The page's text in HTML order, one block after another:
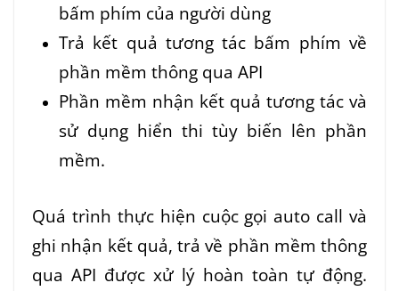
bấm phím của người dùng
Trả kết quả tương tác bấm phím về
phần mềm thông qua API
Phần mềm nhận kết quả tương tác và
sử dụng hiển thi tùy biến lên phần
mềm.
Quá trình thực hiện cuộc gọi auto call và
ghi nhận kết quả, trả về phần mềm thông
qua API được xử lý hoàn toàn tự động.